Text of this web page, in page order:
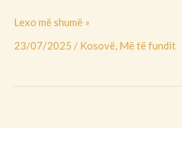
Lexo më shumë »
23/07/2025 / Kosovë, Më të fundit